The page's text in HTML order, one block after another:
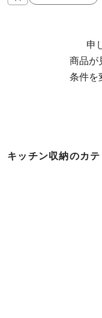
申
条件
キッチン収納のカ